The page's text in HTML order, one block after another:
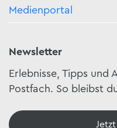
Medienportal
Newsletter
Erlebnisse, Tipps und
Postfach. So bleibst